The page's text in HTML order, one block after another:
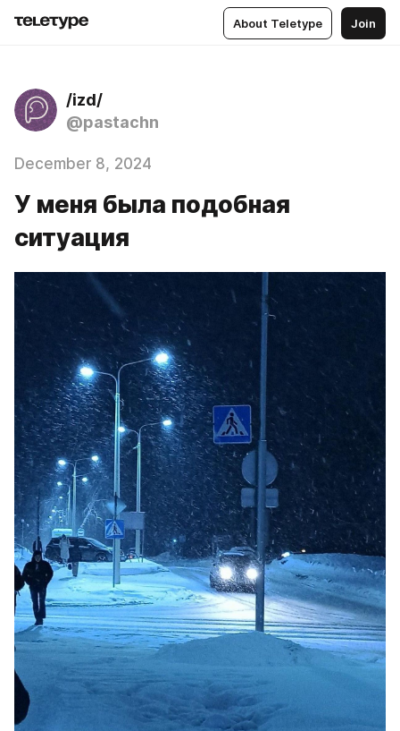
About Teletype Join
/izd/
@pastachn
December 8, 2024
У меня была подобная
ситуация